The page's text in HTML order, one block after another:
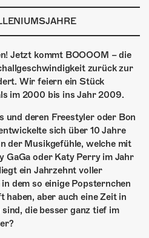
Jetzt kommt BOOOOM – die
zurück zur
Wir feiern ein Stück
im 2000 bis ins Jahr 2009.
und deren Freestyler oder Bon
sich über 10 Jahre
der Musikgefühle, welche mit
GaGa oder Katy Perry im Jahr
ein Jahrzehnt voller
dem so einige Popsternchen
aber auch eine Zeit in
die besser ganz tief im